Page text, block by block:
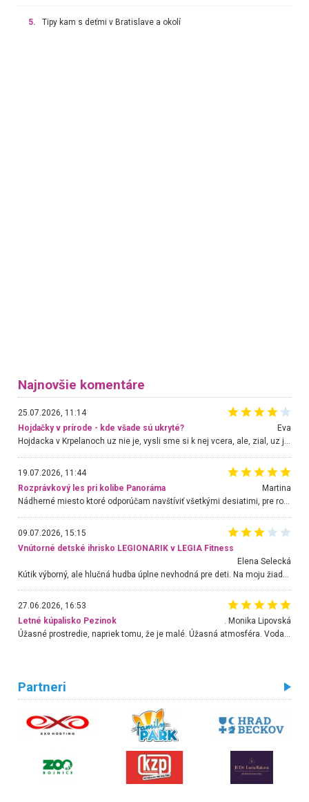
5. Tipy kam s deťmi v Bratislave a okolí
Najnovšie komentáre
25.07.2026, 11:14
Hojdačky v prírode - kde všade sú ukryté?
Eva
Hojdacka v Krpelanoch uz nie je, vysli sme si k nej vcera, ale, zial, uz je znicena. Ak sem planujete cestu len kvoli hojdacke, mozete si ju usetrit. Krasny vyhlad je tu vsak aj bez hojdacky :-)
19.07.2026, 11:44
Rozprávkový les pri kolibe Panoráma
Martina
Nádherné miesto ktoré odporúčam navštíviť všetkými desiatimi, pre rodiny s deťmi, dôchodcom... Proste a jednoducho ozaj rozprávkový les.. určite ešte prídeme. Odniesli sme si na pamiatku krásne tričká,
09.07.2026, 15:15
Vnútorné detské ihrisko LEGIONARIK v LEGIA Fitness
Elena Selecká
27.06.2026, 16:53
Letné kúpalisko Pezinok
. Monika Lipovská
Úžasné prostredie, napriek tomu, že je malé. Úžasná atmosféra. Voda fantastická a nádherná. Ľudí je pomerne veľa, ale su mili a ohľaduplní. Je veľmi zaujímavé sledovať, ako dokážu spolu športovať cudzí ľudia a bez ohľadu na vek. Vládne tu pohoda. Vnuka neviem dostať z vody. Ďakujem za krásny deň . Urcite sa sem vrátim. Jediný problém je s parkovaním, ale aj ten sa mi podarilo vyriešiť. Monika Bratislava
Partneri